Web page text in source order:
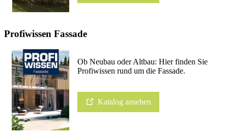
Profiwissen Fassade
Ob Neubau oder Altbau: Hier finden Sie
Profiwissen rund um die Fassade.
Katalog ansehen